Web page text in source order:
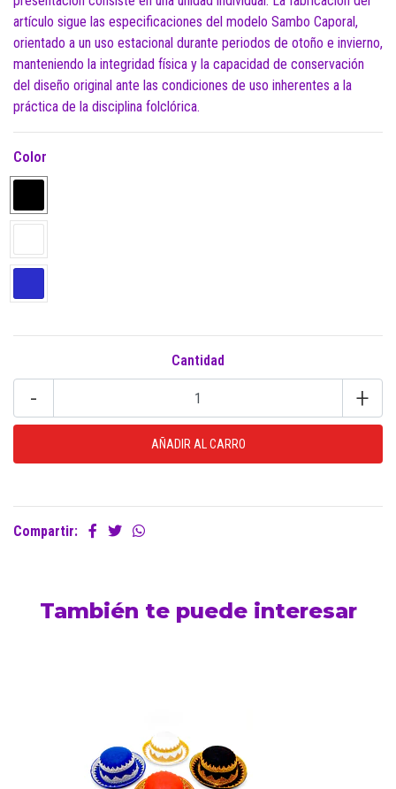
artículo sigue las especificaciones del modelo Sambo Caporal,
orientado a un uso estacional durante periodos de otoño e invierno,
manteniendo la integridad física y la capacidad de conservación
del diseño original ante las condiciones de uso inherentes a la
práctica de la disciplina folclórica.
Color
Cantidad
- +
Compartir:
También te puede interesar